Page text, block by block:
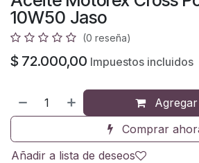
10W50 Jaso
(0 reseña)
$ 72.000,00 Impuestos incluidos
Comprar
Añadir a lista de deseos